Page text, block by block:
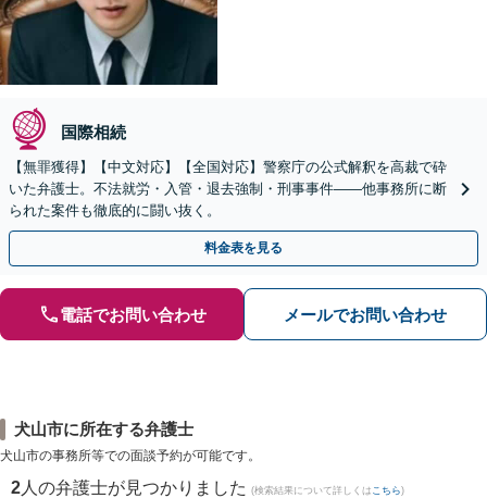
国際相続
【無罪獲得】【中文対応】【全国対応】警察庁の公式解釈を高裁で砕
いた弁護士。不法就労・入管・退去強制・刑事事件——他事務所に断
られた案件も徹底的に闘い抜く。
料金表を見る
電話でお問い合わせ メールでお問い合わせ
犬山市に所在する弁護士
犬山市の事務所等での面談予約が可能です。
2 人の弁護士が見つかりました (検索結果について詳しくは こちら)